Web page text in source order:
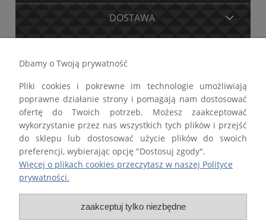
DOSTAWA
GWARANCJA I ZWROTY
O FIRMIE
Firma STALTECH Paweł Lewandowski wpisana do Centralnej Ewidencji i
Informacji o Działalności Gospodarczej Rzeczypospolitej Polskiej
prowadzonej przez Ministra właściwego d.s. gospodarki.
Dbamy o Twoją prywatność
Pliki cookies i pokrewne im technologie umożliwiają
poprawne działanie strony i pomagają nam dostosować
ofertę do Twoich potrzeb. Możesz zaakceptować
wykorzystanie przez nas wszystkich tych plików i przejść
do sklepu lub dostosować użycie plików do swoich
preferencji, wybierając opcję "Dostosuj zgody".
Więcej o plikach cookies przeczytasz w naszej Polityce
prywatności.
zaakceptuj tylko niezbędne